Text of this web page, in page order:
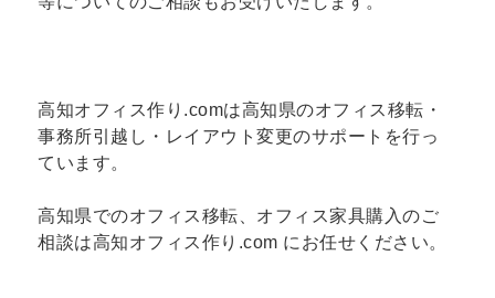
高知オフィス作り.comは高知県のオフィス移転・
事務所引越し・レイアウト変更のサポートを行っ
ています。
高知県でのオフィス移転、オフィス家具購入のご
相談は高知オフィス作り.com にお任せください。